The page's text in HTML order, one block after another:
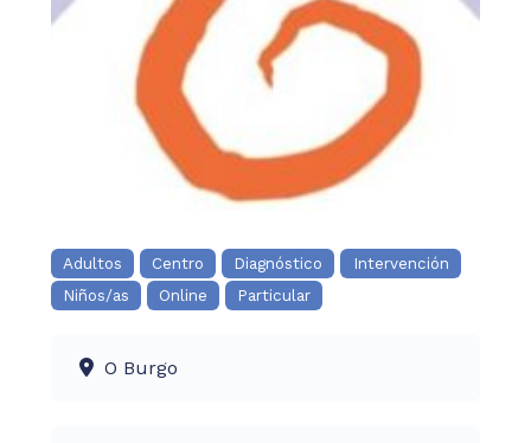
Adultos Centro Diagnóstico
Intervención
Niños/as
Online Particular
O Burgo